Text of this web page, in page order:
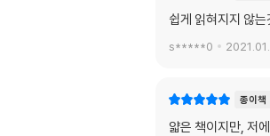
쉽게 읽혀지지 않
s*****0
종이책
얇은 책이지만, 저